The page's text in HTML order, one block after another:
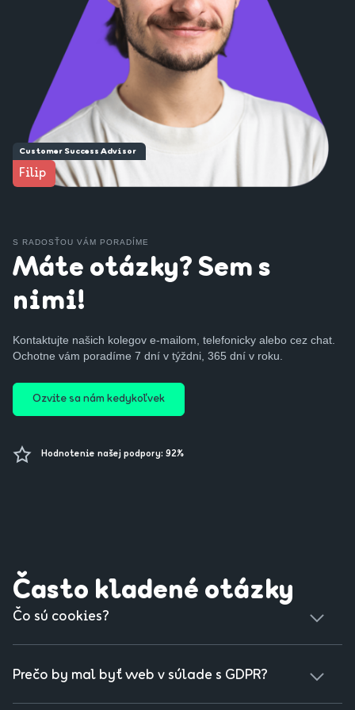
Customer Success Advisor
Filip
S RADOSŤOU VÁM PORADÍME
Máte otázky? Sem s
nimi!
Kontaktujte našich kolegov e-mailom, telefonicky alebo cez chat.
Ochotne vám poradíme 7 dní v týždni, 365 dní v roku.
Ozvite sa nám kedykoľvek
Hodnotenie našej podpory: 92%
Často kladené otázky
Čo sú cookies?
uloží pri návšteve webstránky. Pomáhajú napríklad
zapamätať si nastavenia, zlepšiť používateľský zážitok
Prečo by mal byť web v súlade s GDPR?